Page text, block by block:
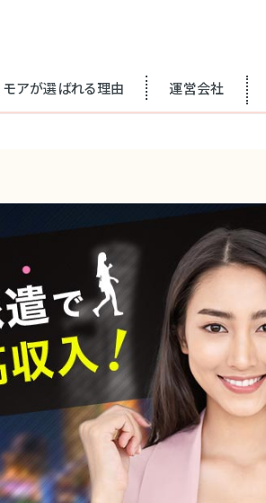
モアが選ばれる理由 運営会社